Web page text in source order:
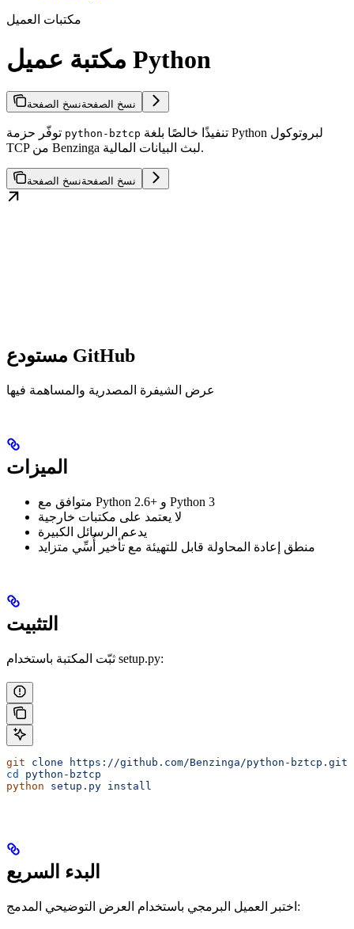
مكتبات العميل
مكتبة عميل Python
نسخ الصفحةنسخ الصفحة
python-bztcp
TCP من Benzinga لبث البيانات المالية.
نسخ الصفحةنسخ الصفحة
مستودع GitHub
عرض الشيفرة المصدرية والمساهمة فيها
الميزات
متوافق مع Python 2.6+ و Python 3
لا يعتمد على مكتبات خارجية
يدعم الرسائل الكبيرة
منطق إعادة المحاولة قابل للتهيئة مع تأخير أُسِّي متزايد
التثبيت
ثبّت المكتبة باستخدام setup.py:
git clone https://github.com/Benzinga/python-bztcp.git
cd
python-bztcp
python setup.py install
البدء السريع
اختبر العميل البرمجي باستخدام العرض التوضيحي المدمج: